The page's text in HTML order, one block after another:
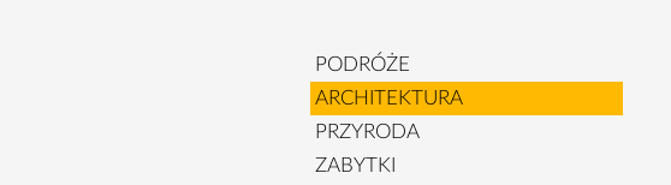
PODRÓŻE
ARCHITEKTURA
PRZYRODA
ZABYTKI